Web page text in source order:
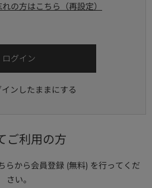
の方はこちら（再設定）
インしたままにする
ご利用の方
らから会員登録 (無料) を行ってくだ
さい。